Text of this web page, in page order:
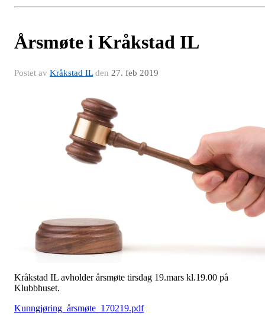
Årsmøte i Kråkstad IL
Postet av Kråkstad ILden 27. feb 2019
Kråkstad IL avholder årsmøte tirsdag 19.mars kl.19.00 på
Klubbhuset.
Kunngjøring_årsmøte_170219.pdf